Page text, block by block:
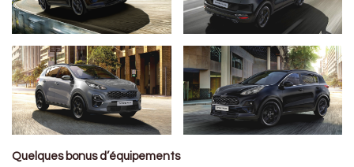
Quelques bonus d’équipements